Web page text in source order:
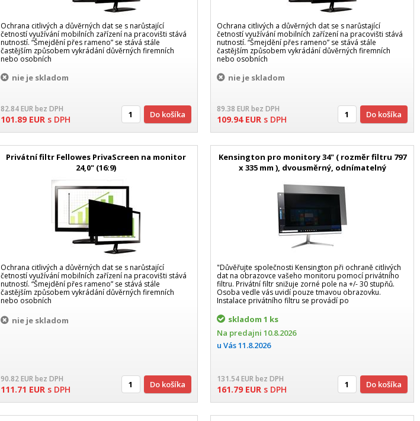
Ochrana citlivých a důvěrných dat se s narůstající
četností využívání mobilních zařízení na pracovišti stává
nutností. “Šmejdění přes rameno” se stává stále
častějším způsobem vykrádání důvěrných firemních
nebo osobních
nie je skladom
82.84EURbez DPH
101.89 EUR s DPH Do košíka
Ochrana citlivých a důvěrných dat se s narůstající
četností využívání mobilních zařízení na pracovišti stává
nutností. “Šmejdění přes rameno” se stává stále
častějším způsobem vykrádání důvěrných firemních
nebo osobních
nie je skladom
89.38 EURbez DPH
109.94EUR s DPH Do košíka
Privátní filtr Fellowes PrivaScreen na monitor
24,0" (16:9)
Ochrana citlivých a důvěrných dat se s narůstající
četností využívání mobilních zařízení na pracovišti stává
nutností. “Šmejdění přes rameno” se stává stále
častějším způsobem vykrádání důvěrných firemních
nebo osobních
nie je skladom
90.82EURbez DPH
111.71 EUR s DPH Do košíka
Kensington pro monitory 34" ( rozměr filtru 797
x 335 mm ), dvousměrný, odnímatelný
"Důvěřujte společnosti Kensington při ochraně citlivých
dat na obrazovce vašeho monitoru pomocí privátního
filtru. Privátní filtr snižuje zorné pole na +/- 30 stupňů.
Osoba vedle vás uvidí pouze tmavou obrazovku.
Instalace privátního filtru se provádí po
skladom 1 ks
Na predajni 10.8.2026
u Vás11.8.2026
131.54EURbez DPH
161.79 EUR s DPH Do košíka